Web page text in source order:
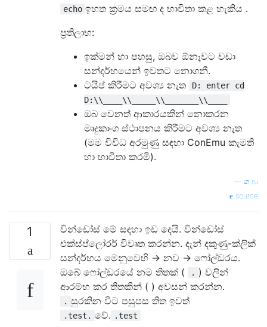
echo ඉහත ක්‍රමය සමඟ ද භාවිතා කළ හැකිය .
ප්‍රතිලාභ:
ඉක්මන් හා පහසු, ඔබව ඕනෑවට වඩා
සන්දර්භයෙන් ඉවතට නොගනී.
ටයිප් කිරීමට අවශ්‍ය නැත
D: enter cd
D:\\____\\_____\\_______\\____
ඔබ වෙනත් ආකාරයකින් නොකරන
මෘදුකාංග ස්ථාපනය කිරීමට අවශ්‍ය නැත
(මම විවිධ අරමුණු සඳහා ConEmu කැමති
හා භාවිතා කරමි).
ග ru
source
1
වින්ඩෝස් මේ සඳහා ඉඩ දෙයි. වින්ඩෝස්
එක්ස්ප්ලෝරර් විවෘත කරන්න. දැන් දකුණු-ක්ලික්
සන්දර්භය මෙනුවෙහි -> නව -> ෆෝල්ඩරය.
ඔබේ ෆෝල්ඩරයේ නම තිතක් (
. ) වලින්
ආරම්භ කර තිතකින් ( ) අවසන් කරන්න.
. සුරකින විට පසුපස තිත ඉවත්
.test. වේ. .test